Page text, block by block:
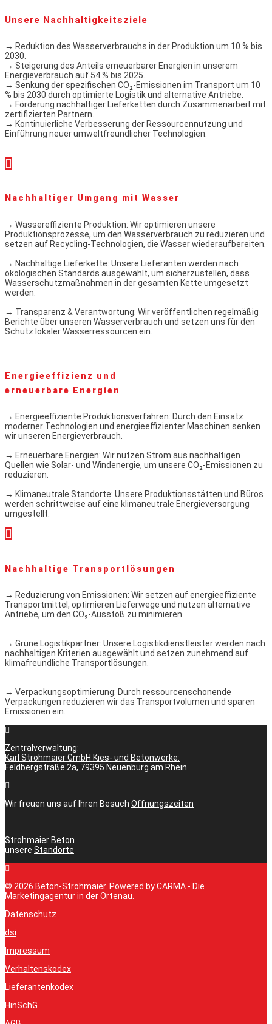
Unsere Nachhaltigkeitsziele
→ Reduktion des Wasserverbrauchs in der Produktion um 10 % bis
2030.
→ Steigerung des Anteils erneuerbarer Energien in unserem
Energieverbrauch auf 54 % bis 2025.
→ Senkung der spezifischen CO₂-Emissionen im Transport um 10
% bis 2030 durch optimierte Logistik und alternative Antriebe.
→ Förderung nachhaltiger Lieferketten durch Zusammenarbeit mit
zertifizierten Partnern.
→ Kontinuierliche Verbesserung der Ressourcennutzung und
Einführung neuer umweltfreundlicher Technologien.
Nachhaltiger Umgang mit Wasser
→ Wassereffiziente Produktion: Wir optimieren unsere
Produktionsprozesse, um den Wasserverbrauch zu reduzieren und
setzen auf Recycling-Technologien, die Wasser wiederaufbereiten.
→ Nachhaltige Lieferkette: Unsere Lieferanten werden nach
ökologischen Standards ausgewählt, um sicherzustellen, dass
Wasserschutzmaßnahmen in der gesamten Kette umgesetzt
werden.
→ Transparenz & Verantwortung: Wir veröffentlichen regelmäßig
Berichte über unseren Wasserverbrauch und setzen uns für den
Schutz lokaler Wasserressourcen ein.
Energieeffizienz und
erneuerbare Energien
→ Energieeffiziente Produktionsverfahren: Durch den Einsatz
moderner Technologien und energieeffizienter Maschinen senken
wir unseren Energieverbrauch.
→ Erneuerbare Energien: Wir nutzen Strom aus nachhaltigen
Quellen wie Solar- und Windenergie, um unsere CO₂-Emissionen zu
reduzieren.
→ Klimaneutrale Standorte: Unsere Produktionsstätten und Büros
werden schrittweise auf eine klimaneutrale Energieversorgung
umgestellt.
Nachhaltige Transportlösungen
→ Reduzierung von Emissionen: Wir setzen auf energieeffiziente
Transportmittel, optimieren Lieferwege und nutzen alternative
Antriebe, um den CO₂-Ausstoß zu minimieren.
→ Grüne Logistikpartner: Unsere Logistikdienstleister werden nach
nachhaltigen Kriterien ausgewählt und setzen zunehmend auf
klimafreundliche Transportlösungen.
→ Verpackungsoptimierung: Durch ressourcenschonende
Verpackungen reduzieren wir das Transportvolumen und sparen
Emissionen ein.
Zentralverwaltung:
Karl Strohmaier GmbH Kies- und Betonwerke:
Feldbergstraße 2a, 79395 Neuenburg am Rhein
Wir freuen uns auf Ihren Besuch Öffnungszeiten
Strohmaier Beton
unsere Standorte
© 2026 Beton-Strohmaier. Powered byCARMA - Die
Marketingagentur in der Ortenau.
Datenschutz
dsi
Impressum
Verhaltenskodex
Lieferantenkodex
HinSchG